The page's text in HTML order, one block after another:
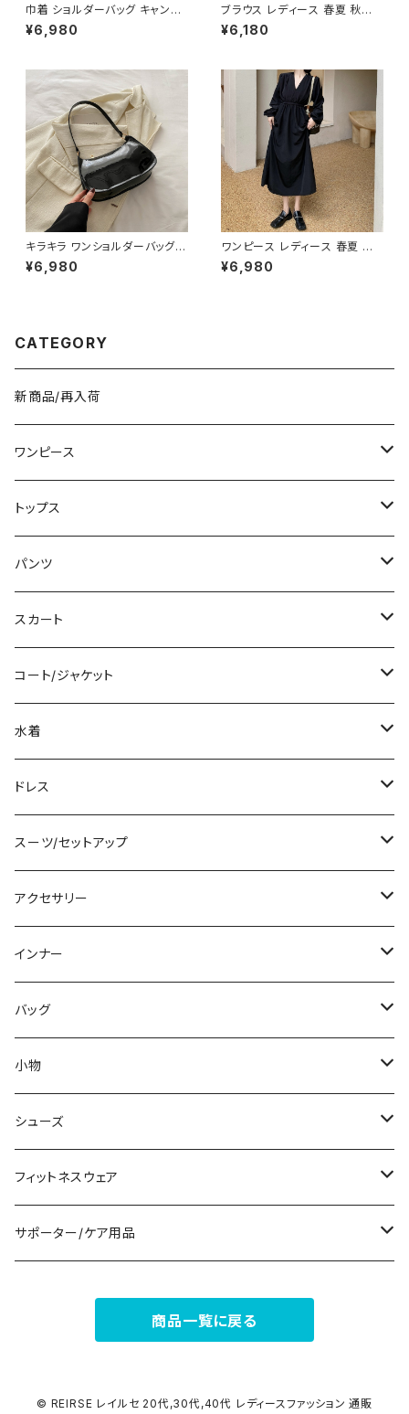
巾着 ショルダーバッグ キャンバ
ス 肩掛けバッグ レディース バッ
グ 大容量 軽量 ナチュラル カジ
K-B0227
¥6,980
ブラウス レディース 春夏 秋冬
春 夏 秋 冬 白 シャツ トップス
フレアスリーブ チョーカー風 ラ
ホワイト ベージュ ダークグリー
ン コーヒー 韓国 ゆったり シー
スルー チョーカーネック ブラウ
スシャツ 体型カバー 二の腕カバ
ー シンプル シャツブラウス オフ
ィス カジュアル OL 上品 大人 1
0代 20代 30代 40代 C-TSS
0052
¥6,180
キラキラ ワンショルダーバッグ
パテントバッグ レディース バッグ
光沢感 コンパクト エレガント カ
¥6,980
ワンピース レディース 春夏 秋
冬 春 夏 秋 冬 長袖 黒ワンピー
ス カシュクールワンピース ミデ
40代 K-O0010
¥6,980
CATEGORY
新商品/再入荷
ワンピース
ミニ/ショート
ミディアム/ミモレ
ロング/マキシ
袖付き
ノースリーブ
その他
チュニック
トップス
Tシャツ/カットソー
タンクトップ/キャミソール
シャツ/ブラウス
ベアトップ/チューブトップ
カーディガン/ボレロ
ニット/セーター
パーカー
スウェット/トレーナー
その他
パンツ
ショート丈
クロップド丈
ロング丈
デニム
レギンス
その他
オールインワン
スカート
ミニ/ショート
ミディアム/ミモレ
ロング
その他
コート/ジャケット
コート
ジャケット
その他
水着
タンキニ
バンドゥビキニ
ワンピース
ラッシュガード
その他
ドレス
ミニ/ショート
ミディアム/ミモレ
ロング/マキシ
袖付き
ノースリーブ
パンツドレス
ナイトドレス
その他
スーツ/セットアップ
パンツスーツ
スカートスーツ
その他
アクセサリー
ネックレス
ブレスレット
ピアス
コサージュ
リング
その他
インナー
ブラ/ブラトップ/ベアトップ
ショーツ
タンクトップ/キャミソール
半袖/5分
7分/長袖
ペチコート/ペチパンツ
その他
バッグ
サブバッグ
クラッチバッグ
トートバッグ
ショルダーバッグ
カジュアルバッグ
バックパック
小物
マフラー/スカーフ/ストール
財布
アクセサリーケース
シューズ
スニーカー
ブーツ
その他
フィットネスウェア
セット販売
タイツ
サポーター/ケア用品
商品一覧に戻る
© REIRSE レイルセ 20代,30代,40代 レディースファッション 通販